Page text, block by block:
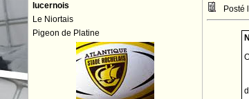
lucernois
Le Niortais
Pigeon de Platine
Posté